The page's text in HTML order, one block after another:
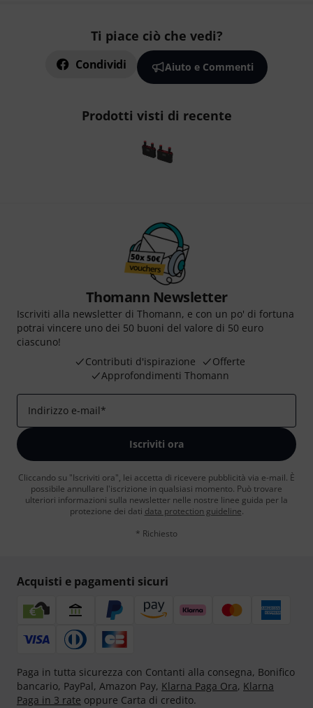
Ti piace ciò che vedi?
Condividi Aiuto e Commenti
Prodotti visti di recente
Thomann Newsletter
Iscriviti alla newsletter di Thomann, e con un po' di fortuna
potrai vincere uno dei 50 buoni del valore di 50 euro
ciascuno!
Contributi d'ispirazione
Offerte
Approfondimenti Thomann
Indirizzo e-mail*
Iscriviti ora
Cliccando su "Iscriviti ora", lei accetta di ricevere pubblicità via e-mail. È
possibile annullare l'iscrizione in qualsiasi momento. Può trovare
ulteriori informazioni sulla newsletter nelle nostre linee guida per la
protezione dei dati data protection guideline.
* Richiesto
Acquisti e pagamenti sicuri
Paga in tutta sicurezza con Contanti alla consegna, Bonifico
bancario, PayPal, Amazon Pay, Klarna Paga Ora, Klarna
Paga in 3 rate oppure Carta di credito.